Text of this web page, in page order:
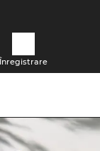
Înregistrare